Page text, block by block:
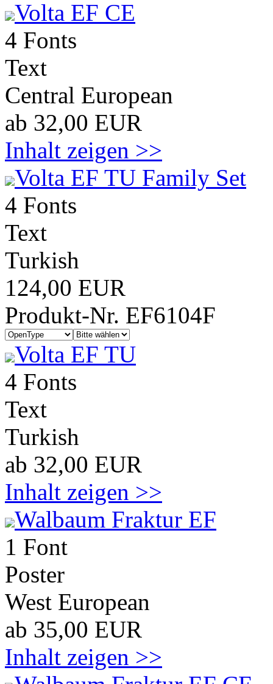
Volta EF CE
4 Fonts
Text
Central European
ab 32,00 EUR
Inhalt zeigen >>
Volta EF TU Family Set
4 Fonts
Text
Turkish
124,00 EUR
Produkt-Nr. EF6104F
Volta EF TU
4 Fonts
Text
Turkish
ab 32,00 EUR
Inhalt zeigen >>
Walbaum Fraktur EF
1 Font
Poster
West European
ab 35,00 EUR
Inhalt zeigen >>